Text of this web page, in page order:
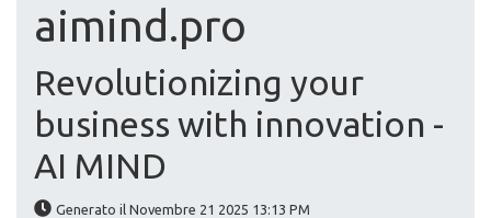
aimind.pro
Revolutionizing your
business with innovation -
AI MIND
Generato il Novembre 21 2025 13:13 PM